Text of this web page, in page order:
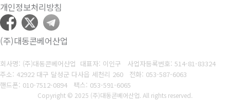
개인정보처리방침
(주)대동콘베어산업
회사명: (주)대동콘베어산업 대표자: 이인구 사업자등록번호: 514-81-83324
주소: 42922 대구 달성군 다사읍 세천리 260 전화: 053-587-6063
핸드폰: 010-7512-0894
팩스: 053-591-6065
Copyright © 2025 (주)대동콘베어산업. All rights reserved.